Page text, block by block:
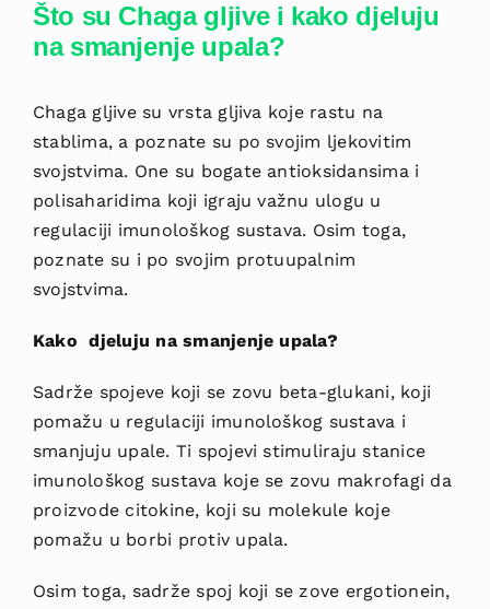
Što su Chaga gljive i kako djeluju
na smanjenje upala?
Chaga gljive su vrsta gljiva koje rastu na
stablima, a poznate su po svojim ljekovitim
svojstvima. One su bogate antioksidansima i
polisaharidima koji igraju važnu ulogu u
regulaciji imunološkog sustava. Osim toga,
poznate su i po svojim protuupalnim
svojstvima.
Kako djeluju na smanjenje upala?
Sadrže spojeve koji se zovu beta-glukani, koji
pomažu u regulaciji imunološkog sustava i
smanjuju upale. Ti spojevi stimuliraju stanice
imunološkog sustava koje se zovu makrofagi da
proizvode citokine, koji su molekule koje
pomažu u borbi protiv upala.
Osim toga, sadrže spoj koji se zove ergotionein,